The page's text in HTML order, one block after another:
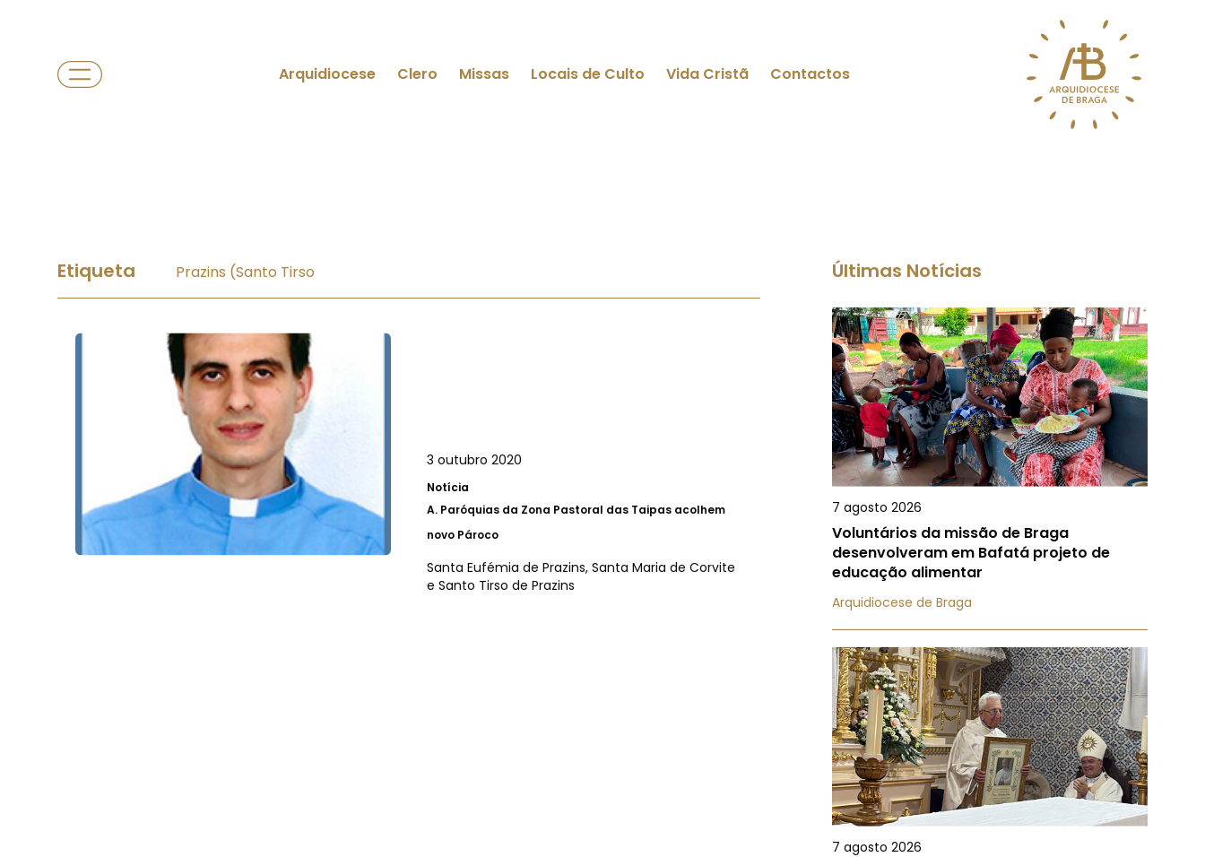
Arquidiocese Clero Missas Locais de Culto Vida Cristã Contactos
Etiqueta Prazins (Santo Tirso
3 outubro 2020
Notícia
A. Paróquias da Zona Pastoral das Taipas acolhem
novo Pároco
Santa Eufémia de Prazins, Santa Maria de Corvite
e Santo Tirso de Prazins
Últimas Notícias
7 agosto 2026
Voluntários da missão de Braga
desenvolveram em Bafatá projeto de
educação alimentar
Arquidiocese de Braga
7 agosto 2026